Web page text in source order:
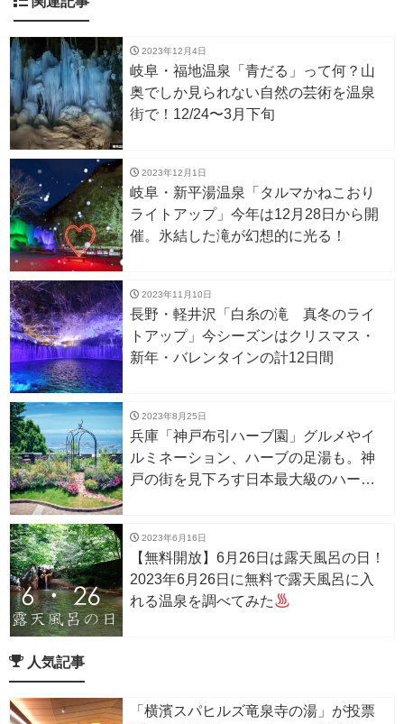
2023年12月4日
岐阜・福地温泉「青だる」って何？山
奥でしか見られない自然の芸術を温泉
街で！12/24〜3月下旬
2023年12月1日
岐阜・新平湯温泉「タルマかねこおり
ライトアップ」今年は12月28日から開
催。氷結した滝が幻想的に光る！
2023年11月10日
長野・軽井沢「白糸の滝 真冬のライ
トアップ」今シーズンはクリスマス・
新年・バレンタインの計12日間
2023年8月25日
兵庫「神戸布引ハーブ園」グルメやイ
ルミネーション、ハーブの足湯も。神
戸の街を見下ろす日本最大級のハーブ
2023年6月16日
【無料開放】6月26日は露天風呂の日！
2023年6月26日に無料で露天風呂に入
れる温泉を調べてみた
人気記事
「横濱スパヒルズ竜泉寺の湯」が投票